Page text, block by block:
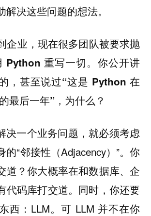
决这些问题的想法。
企业，现在很多团队被要求抛
Python 重写一切。你公开讲
，甚至说过“这是 Python 在
最后一年”，为什么？
决一个业务问题，就必须考虑
的“邻接性（Adjacency）”。你
道？你大概率在和数据库、企
代码库打交道。同时，你还要
西：LLM。可 LLM 并不在你